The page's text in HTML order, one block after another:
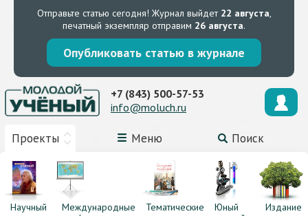
Отправьте статью сегодня! Журнал выйдет 22 августа,
печатный экземпляр отправим 26 августа.
Опубликовать статью в журнале
Проекты Меню Поиск
+7 (843) 500-57-53
info@moluch.ru
Научный
Международные
Тематические
Юный
Издание